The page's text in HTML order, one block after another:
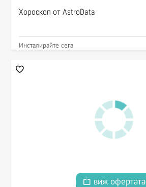
Хороскоп от AstroData
Инсталирайте сега
виж офертата